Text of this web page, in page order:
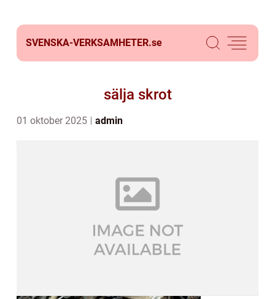
SVENSKA-VERKSAMHETER.se
sälja skrot
01 oktober 2025 admin